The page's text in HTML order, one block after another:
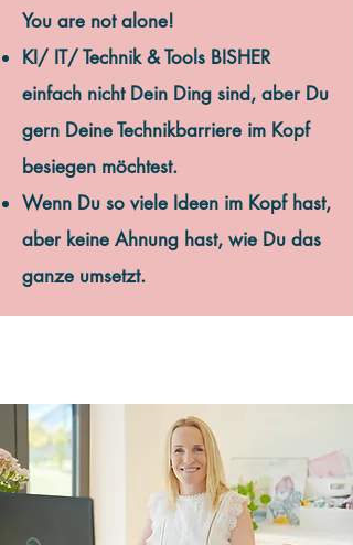
You are not alone!
KI/ IT/ Technik & Tools BISHER
einfach nicht Dein Ding sind, aber Du
gern Deine Technikbarriere im Kopf
besiegen möchtest.
Wenn Du so viele Ideen im Kopf hast,
aber keine Ahnung hast, wie Du das
ganze umsetzt.